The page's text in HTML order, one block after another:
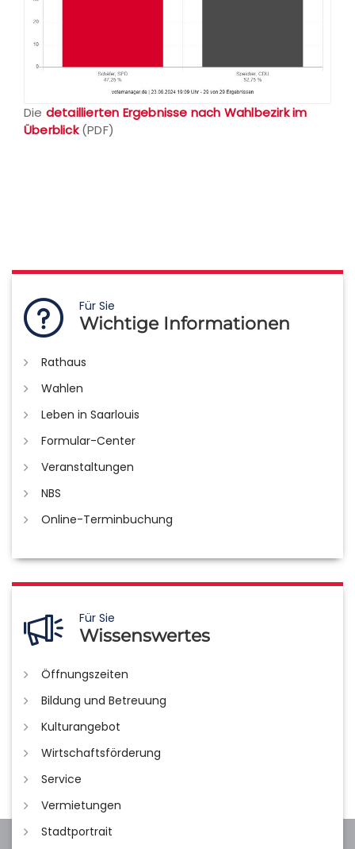
Die detaillierten Ergebnisse nach Wahlbezirk im
Überblick (PDF)
Für Sie
Wichtige Informationen
Rathaus
Wahlen
Leben in Saarlouis
Formular-Center
Veranstaltungen
NBS
Online-Terminbuchung
Für Sie
Wissenswertes
Öffnungszeiten
Bildung und Betreuung
Kulturangebot
Wirtschaftsförderung
Service
Vermietungen
Stadtportrait